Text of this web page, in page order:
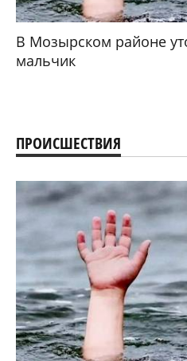
В Мозырском районе
мальчик
ПРОИСШЕСТВИЯ